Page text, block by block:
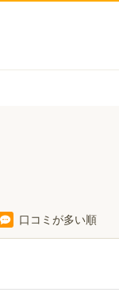
口コミが多い順